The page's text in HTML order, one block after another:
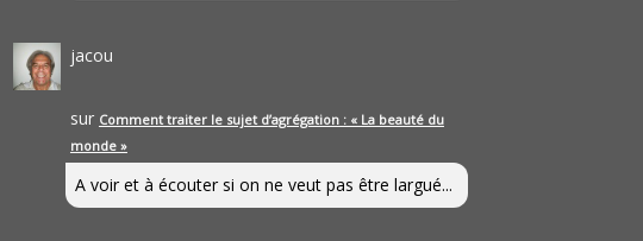
jacou
sur Comment traiter le sujet d’agrégation : « La beauté du
monde »
A voir et à écouter si on ne veut pas être largué...